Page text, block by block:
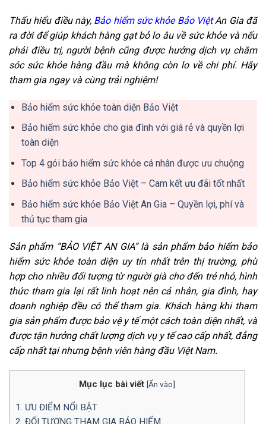
Thấu hiểu điều này, Bảo hiểm sức khỏe Bảo Việt An Gia đã
ra đời để giúp khách hàng gạt bỏ lo âu về sức khỏe và nếu
phải điều trị, người bệnh cũng được hưởng dịch vụ chăm
sóc sức khỏe hàng đầu mà không còn lo về chi phí. Hãy
tham gia ngay và cùng trải nghiệm!
Bảo hiểm sức khỏe toàn diện Bảo Việt
Bảo hiểm sức khỏe cho gia đình với giá rẻ và quyền lợi
toàn diện
Top 4 gói bảo hiểm sức khỏe cá nhân được ưu chuộng
Bảo hiểm sức khỏe Bảo Việt – Cam kết ưu đãi tốt nhất
Bảo hiểm sức khỏe Bảo Việt An Gia – Quyền lợi, phí và
thủ tục tham gia
Sản phẩm “BẢO VIỆT AN GIA” là sản phẩm bảo hiểm bảo
hiểm sức khỏe toàn diện uy tín nhất trên thị trường, phù
hợp cho nhiều đối tượng từ người già cho đến trẻ nhỏ, hình
thức tham gia lại rất linh hoạt nên cá nhân, gia đình, hay
doanh nghiệp đều có thể tham gia. Khách hàng khi tham
gia sản phẩm được bảo vệ y tế một cách toàn diện nhất, và
được tận hưởng chất lượng dịch vụ y tế cao cấp nhất, đẳng
cấp nhất tại nhưng bệnh viên hàng đầu Việt Nam.
Mục lục bài viết [Ẩn vào]
1. ƯU ĐIỂM NỔI BẬT
2. ĐỐI TƯỢNG THAM GIA BẢO HIỂM